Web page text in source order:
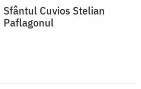
Sfântul Cuvios Stelian
Paflagonul